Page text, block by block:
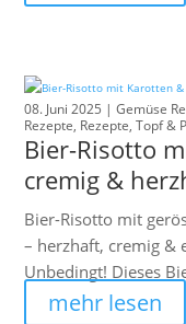
08. Juni 2025 |Gemüse
Rezepte, Rezepte, Topf &
Bier-Risotto
cremig &
Bier-Risotto mit
– herzhaft, cremig &
Unbedingt! Dieses
mehr lesen